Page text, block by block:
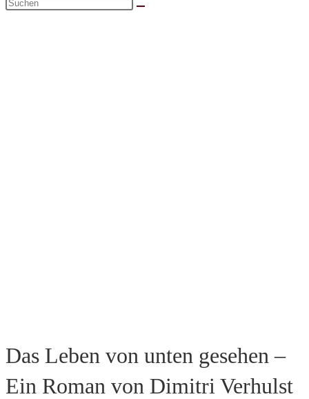
Das Leben von unten gesehen –
Ein Roman von Dimitri Verhulst